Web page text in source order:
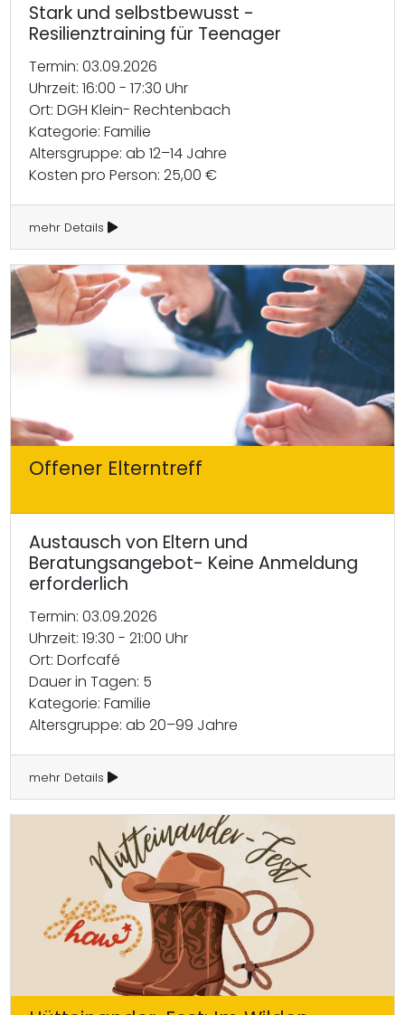
Stark und selbstbewusst -
Resilienztraining für Teenager
Termin: 03.09.2026
Uhrzeit: 16:00 - 17:30 Uhr
Ort: DGH Klein- Rechtenbach
Kategorie: Familie
Altersgruppe: ab 12–14 Jahre
Kosten pro Person: 25,00 €
mehr Details
Offener Elterntreff
Austausch von Eltern und
Beratungsangebot- Keine Anmeldung
erforderlich
Termin: 03.09.2026
Uhrzeit: 19:30 - 21:00 Uhr
Ort: Dorfcafé
Dauer in Tagen: 5
Kategorie: Familie
Altersgruppe: ab 20–99 Jahre
mehr Details